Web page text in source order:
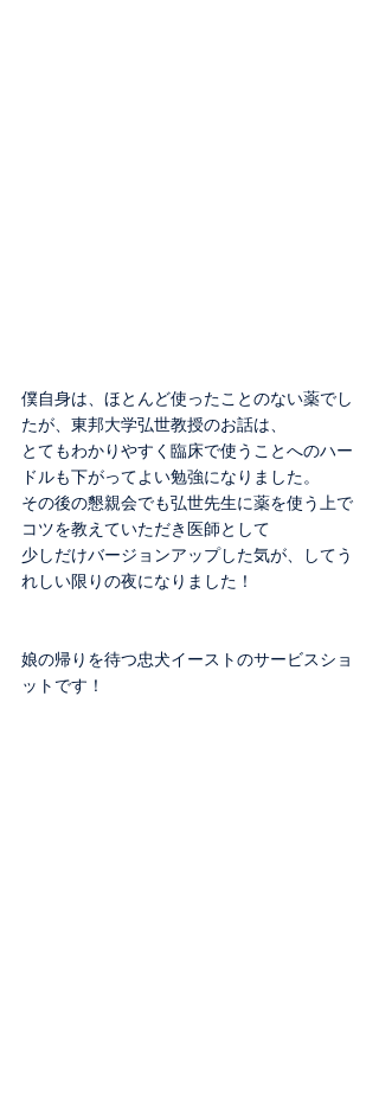
僕自身は、ほとんど使ったことのない薬でし
たが、東邦大学弘世教授のお話は、
とてもわかりやすく臨床で使うことへのハー
ドルも下がってよい勉強になりました。
その後の懇親会でも弘世先生に薬を使う上で
コツを教えていただき医師として
少しだけバージョンアップした気が、してう
れしい限りの夜になりました！
娘の帰りを待つ忠犬イーストのサービスショ
ットです！